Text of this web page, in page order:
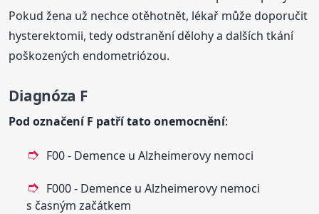
Pokud žena už nechce otěhotnět, lékař může doporučit
hysterektomii, tedy odstranění dělohy a dalších tkání
poškozených endometriózou.
Diagnóza F
Pod označení F patří tato onemocnění:
F00 - Demence u Alzheimerovy nemoci
F000 - Demence u Alzheimerovy nemoci
s časným začátkem